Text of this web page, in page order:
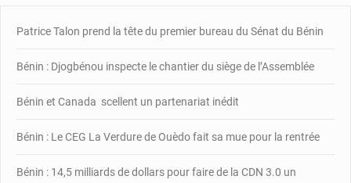
Patrice Talon prend la tête du premier bureau du Sénat du Bénin
Bénin : Djogbénou inspecte le chantier du siège de l’Assemblée
Bénin et Canada scellent un partenariat inédit
Bénin : Le CEG La Verdure de Ouèdo fait sa mue pour la rentrée
Bénin : 14,5 milliards de dollars pour faire de la CDN 3.0 un